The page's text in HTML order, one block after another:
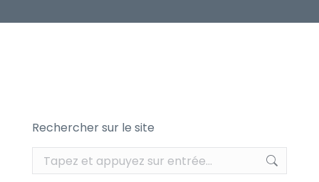
Rechercher sur le site
Recherche
: